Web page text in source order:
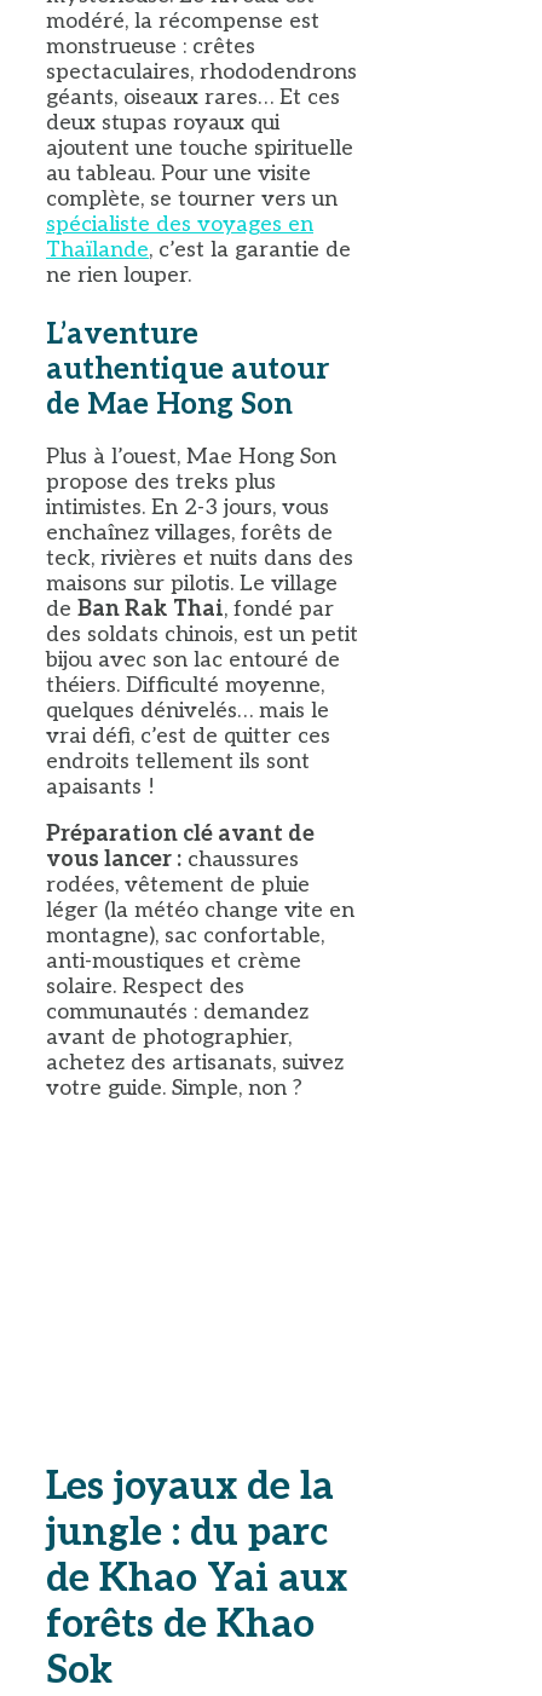
modéré, la récompense est
monstrueuse : crêtes
spectaculaires, rhododendrons
géants, oiseaux rares… Et ces
deux stupas royaux qui
ajoutent une touche spirituelle
au tableau. Pour une visite
complète, se tourner vers un
spécialiste des voyages en
Thaïlande, c’est la garantie de
ne rien louper.
L’aventure
authentique autour
de Mae Hong Son
Plus à l’ouest, Mae Hong Son
propose des treks plus
intimistes. En 2-3 jours, vous
enchaînez villages, forêts de
teck, rivières et nuits dans des
maisons sur pilotis. Le village
de Ban Rak Thai, fondé par
des soldats chinois, est un petit
bijou avec son lac entouré de
théiers. Difficulté moyenne,
quelques dénivelés… mais le
vrai défi, c’est de quitter ces
endroits tellement ils sont
apaisants !
Préparation clé avant de
vous lancer : chaussures
rodées, vêtement de pluie
léger (la météo change vite en
montagne), sac confortable,
anti-moustiques et crème
solaire. Respect des
communautés : demandez
avant de photographier,
achetez des artisanats, suivez
votre guide. Simple, non ?
Les joyaux de la
jungle : du parc
de Khao Yai aux
forêts de Khao
Sok